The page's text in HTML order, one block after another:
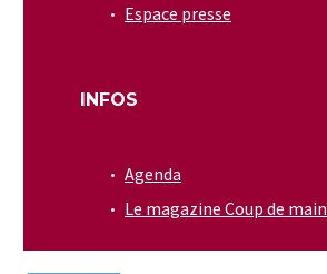
Espace presse
INFOS
Agenda
Le magazine Coup de main